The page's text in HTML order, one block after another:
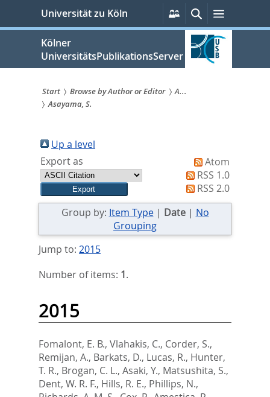
springen
Universität zu Köln
Persönliche
Services
SucheMenü
Kölner
UniversitätsPublikationsServer
Sie
sind
hier:
Start Browse by Author or Editor
A...
Asayama, S.
Up a level
Export as
Atom
RSS 1.0
RSS 2.0
Group by: Item Type| Date| No
Grouping
Jump to: 2015
Number of items: 1.
2015
Fomalont, E. B., Vlahakis, C., Corder, S.,
Remijan, A., Barkats, D., Lucas, R., Hunter,
T. R., Brogan, C. L., Asaki, Y., Matsushita, S.,
Dent, W. R. F., Hills, R. E., Phillips, N.,